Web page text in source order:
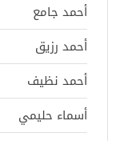
أحمد جامع
أحمد رزيق
أحمد نظيف
أسماء حليمي